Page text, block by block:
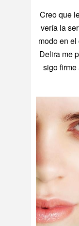
Creo que
vería la
modo en
Delira me
sigo